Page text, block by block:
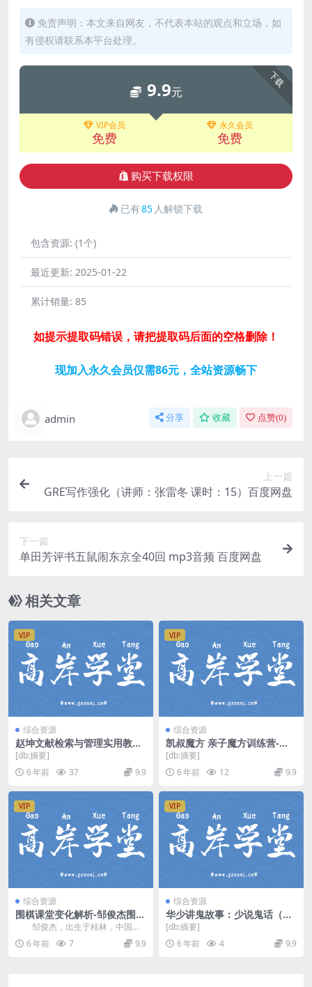
免责声明：本文来自网友，不代表本站的观点和立场，如
有侵权请联系本平台处理。
下载
9.9元
VIP会员
免费
永久会员
免费
购买下载权限
已有85 人解锁下载
包含资源: (1个)
最近更新: 2025-01-22
累计销量: 85
如提示提取码错误，请把提取码后面的空格删除！
现加入永久会员仅需86元，全站资源畅下
admin 分享 收藏 点赞(0)
上一篇
GRE写作强化（讲师：张雷冬 课时：15）百度网盘
下一篇
单田芳评书五鼠闹东京全40回 mp3音频 百度网盘
相关文章
VIP
综合资源
赵坤文献检索与管理实用教程
（高清视频）百度网盘
[db:摘要]
6 年前
37 9.9
VIP
综合资源
凯叔魔方 亲子魔方训练营-伟
大姐姐三阶魔方（完结）百度
网盘分享
[db:摘要]
6 年前
12 9.9
VIP
综合资源
围棋课堂变化解析-邹俊杰围棋
视频讲座 mp4视频 百度网盘
邹俊杰，出生于桂林，中国职
业围棋手。7岁学棋，1991年进入
广西队，1992...
6 年前 7 9.9
VIP
综合资源
华少讲鬼故事：少说鬼话（完
结）mp3音频 百度网盘
[db:摘要]
6 年前
4 9.9